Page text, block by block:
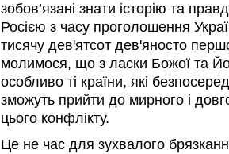
зобов’язані знати історію та
Росією з часу проголошення
тисячу дев'ятсот дев'яносто
молимося, що з ласки Божої та
особливо ті країни, які
зможуть прийти до мирного і
цього конфлікту.
Це не час для зухвалого